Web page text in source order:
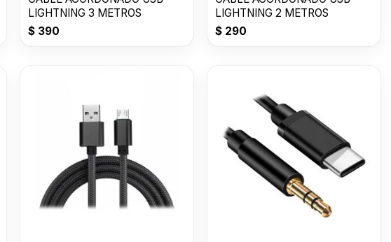
LIGHTNING 3 METROS
$ 390
LIGHTNING 2 METROS
$ 290